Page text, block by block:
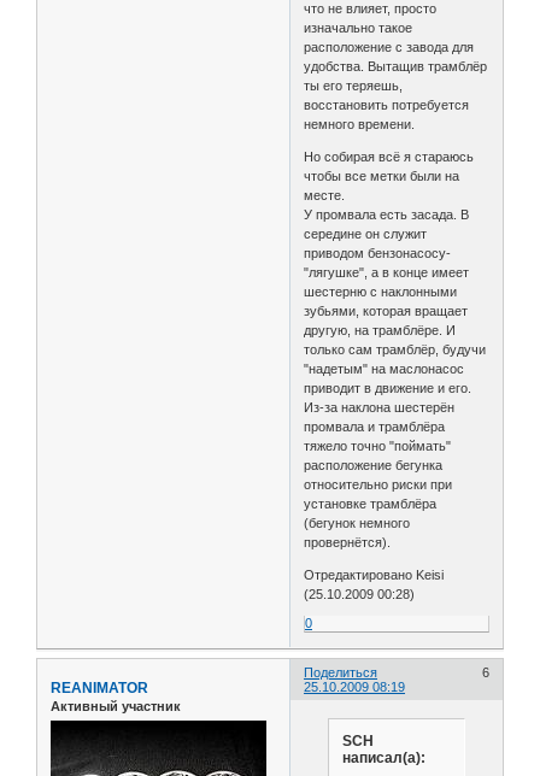
что не влияет, просто
изначально такое
расположение с завода для
удобства. Вытащив трамблёр
ты его теряешь,
восстановить потребуется
немного времени.
Но собирая всё я стараюсь
чтобы все метки были на
месте.
У промвала есть засада. В
середине он служит
приводом бензонасосу-
"лягушке", а в конце имеет
шестерню с наклонными
зубьями, которая вращает
другую, на трамблёре. И
только сам трамблёр, будучи
"надетым" на маслонасос
приводит в движение и его.
Из-за наклона шестерён
промвала и трамблёра
тяжело точно "поймать"
расположение бегунка
относительно риски при
установке трамблёра
(бегунок немного
провернётся).
Отредактировано Keisi
(25.10.2009 00:28)
0
Поделиться
6
25.10.2009 08:19
REANIMATOR
Активный участник
SCH
написал(а):